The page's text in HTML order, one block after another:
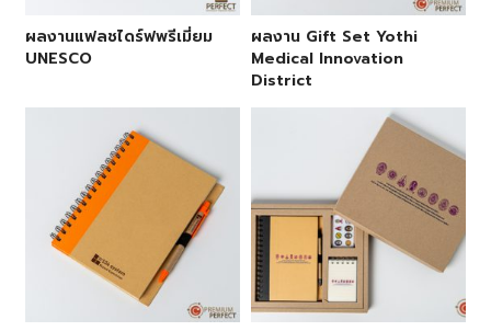
ผลงานแฟลชไดร์ฟพรีเมี่ยม
UNESCO
ผลงาน Gift Set Yothi
Medical Innovation
District